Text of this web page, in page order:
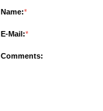
Name:*
E-Mail:*
Comments: